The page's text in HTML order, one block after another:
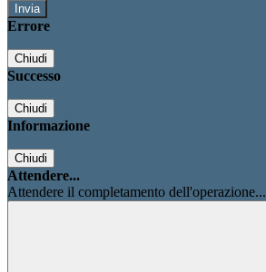
Errore
Chiudi
Successo
Chiudi
Informazione
Chiudi
Attendere...
Attendere il completamento dell'operazione...